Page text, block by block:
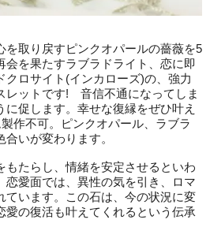
を取り戻すピンクオパールの薔薇を5
会を果たすラブラドライト、恋に即
クロサイト(インカローズ)の、強力
レットです! 音信不通になってしま
に促します。幸せな復縁をぜひ叶え
不可。ピンクオパール、ラブラ
いが変わります。
もたらし、情緒を安定させるといわ
恋愛面では、異性の気を引き、ロマ
ています。この石は、今の状況に変
愛の復活も叶えてくれるという伝承